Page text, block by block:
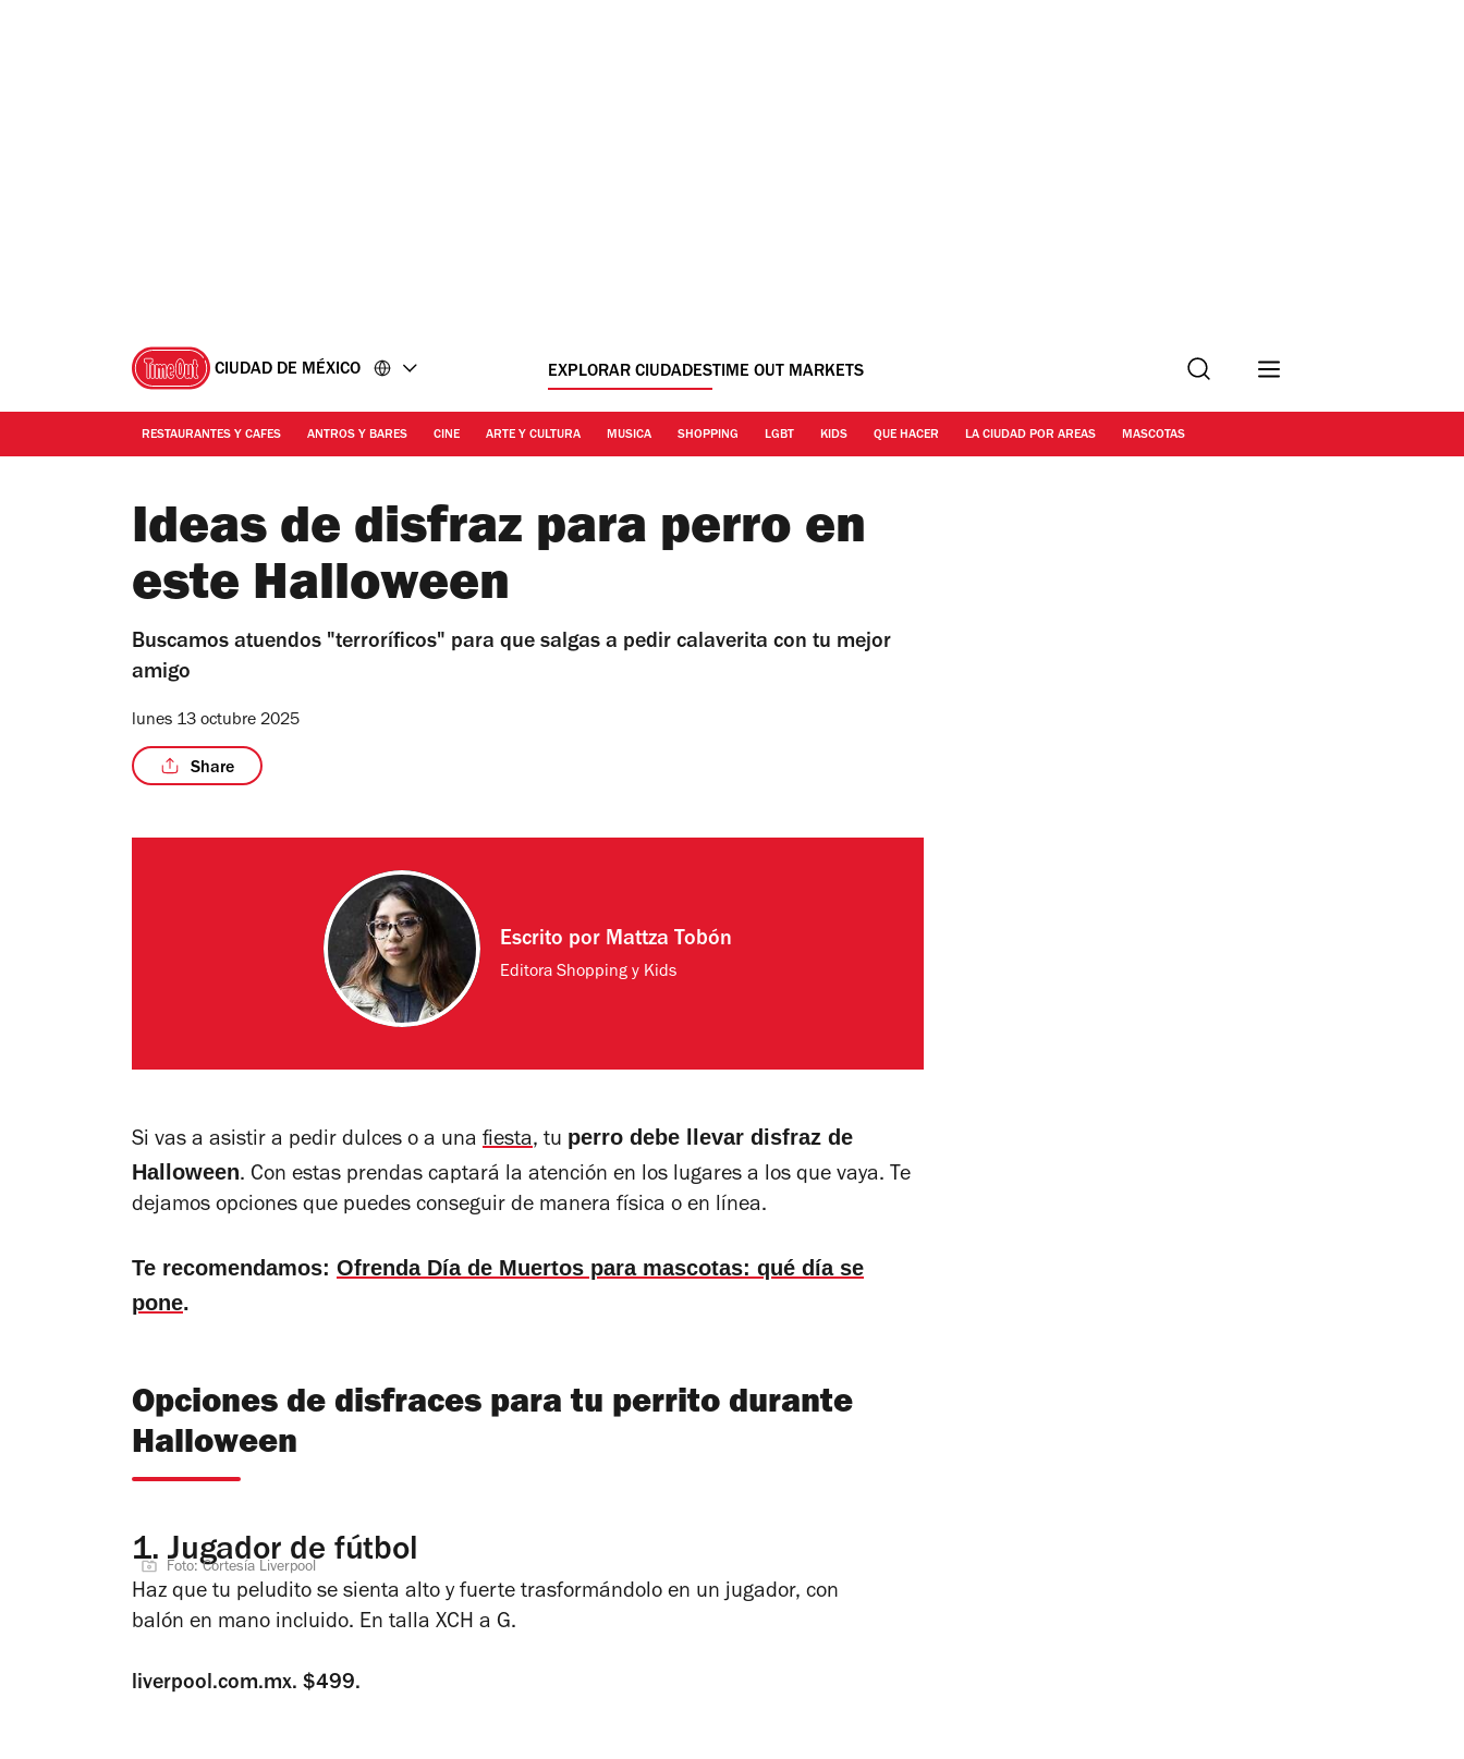
CIUDAD DE MÉXICO EXPLORAR CIUDADESTIME OUT MARKETS Buscar
RESTAURANTES Y CAFES ANTROS Y BARES CINE ARTE Y CULTURA MUSICA SHOPPING LGBT KIDS QUE HACER LA CIUDAD POR AREAS MASCOTAS
Ideas de disfraz para perro en
este Halloween
Buscamos atuendos "terroríficos" para que salgas a pedir calaverita con tu mejor
amigo
lunes 13 octubre 2025
Share
Escrito por Mattza Tobón
Editora Shopping y Kids
Si vas a asistir a pedir dulces o a una fiesta, tu perro debe llevar disfraz de
Halloween. Con estas prendas captará la atención en los lugares a los que vaya. Te
dejamos opciones que puedes conseguir de manera física o en línea.
Te recomendamos: Ofrenda Día de Muertos para mascotas: qué día se
pone.
Opciones de disfraces para tu perrito durante
Halloween
1. Jugador de fútbol
Foto: Cortesía Liverpool
Haz que tu peludito se sienta alto y fuerte trasformándolo en un jugador, con
balón en mano incluido. En talla XCH a G.
liverpool.com.mx. $499.